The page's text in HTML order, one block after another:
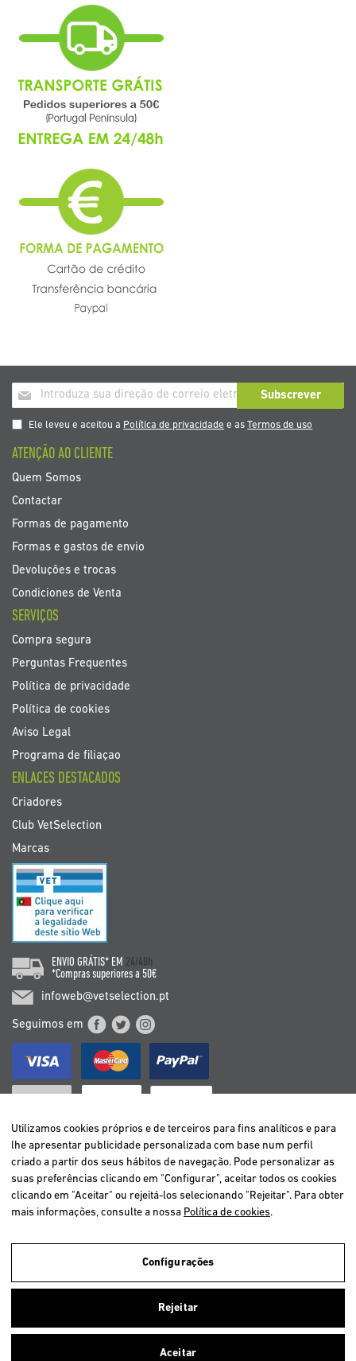
Utilizamos cookies próprios e de terceiros para analisar a navegação
navegando, nós consideramos que você aceita o uso deles.
Inscrição
a
nosso
de
noticias
Subscrever
Ele leveu e aceitou a Política de privacidade e as Termos de uso
ATENÇÃO AO CLIENTE
Quem Somos
Contactar
Formas de pagamento
Formas e gastos de envio
Devoluções e trocas
Condiciones de Venta
SERVIÇOS
Compra segura
Perguntas Frequentes
Política de privacidade
Política de cookies
Aviso Legal
Programa de filiaçao
ENLACES DESTACADOS
Criadores
Club VetSelection
Marcas
ENVIO GRÁTIS* EM 24/48h
*Compras superiores a 50€
infoweb@vetselection.pt
Seguimos em
BELGIË / BELGIQUE
DEUTSCHLAND
ESPAÑA
ITALIA
ÖSTERREICH
Utilizamos cookies próprios e de terceiros para fins analíticos e para
lhe apresentar publicidade personalizada com base num perfil
criado a partir dos seus hábitos de navegação. Pode personalizar as
suas preferências clicando em "Configurar", aceitar todos os cookies
clicando em "Aceitar" ou rejeitá-los selecionando "Rejeitar". Para obter
mais informações, consulte a nossa Política de cookies.
Configurações
Rejeitar
Aceitar